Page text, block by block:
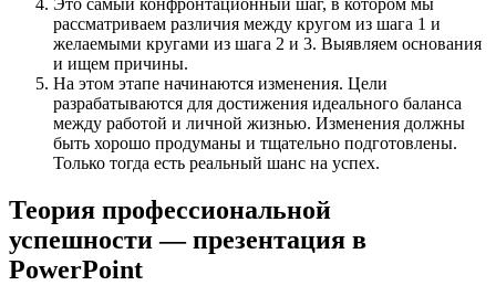
Это самый конфронтационный шаг, в котором мы
рассматриваем различия между кругом из шага 1 и
желаемыми кругами из шага 2 и 3. Выявляем основания
и ищем причины.
На этом этапе начинаются изменения. Цели
разрабатываются для достижения идеального баланса
между работой и личной жизнью. Изменения должны
быть хорошо продуманы и тщательно подготовлены.
Только тогда есть реальный шанс на успех.
Теория профессиональной
успешности — презентация в
PowerPoint